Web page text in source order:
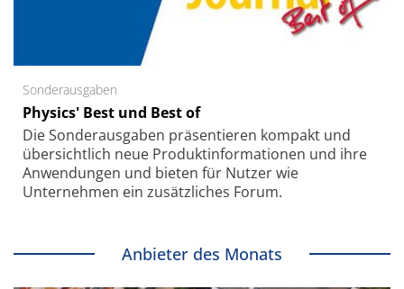
Sonderausgaben
Physics' Best und Best of
Die Sonder­ausgaben präsentieren kompakt und
übersichtlich neue Produkt­informationen und ihre
Anwendungen und bieten für Nutzer wie
Unternehmen ein zusätzliches Forum.
Anbieter des Monats